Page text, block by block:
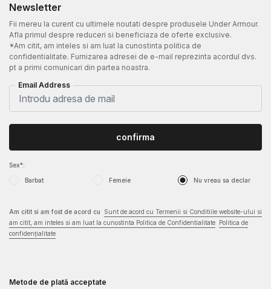
Newsletter
Fii mereu la curent cu ultimele noutati despre produsele Under Armour.
Afla primul despre reduceri si beneficiaza de oferte exclusive.
*Am citit, am inteles si am luat la cunostinta politica de
confidentialitate. Furnizarea adresei de e-mail reprezinta acordul dvs.
pt a primi comunicari din partea noastra.
Email Address
Sex*:
Barbat Femeie Nu vreau sa declar
confirma
Am citit si am fost de acord cu
Sunt de acord cu Termenii si Conditiile website-ului si
am citit, am inteles si am luat la cunostinta Politica de Confidentialitate Politica de
confidențialitate
Metode de plată acceptate